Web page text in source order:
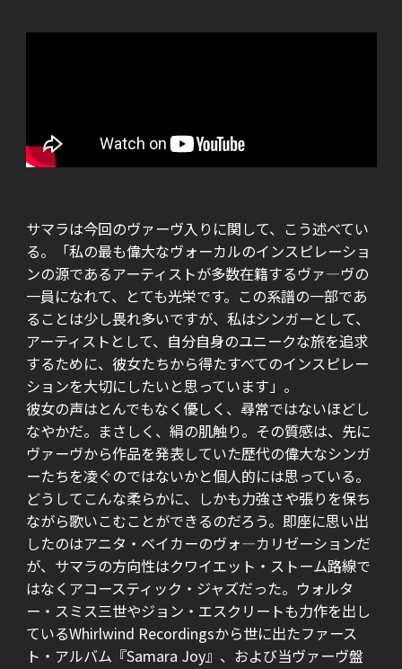
サマラは今回のヴァーヴ入りに関して、こう述べてい
る。「私の最も偉大なヴォーカルのインスピレーショ
ンの源であるアーティストが多数在籍するヴァ―ヴの
一員になれて、とても光栄です。この系譜の一部であ
ることは少し畏れ多いですが、私はシンガーとして、
アーティストとして、自分自身のユニークな旅を追求
するために、彼女たちから得たすべてのインスピレー
ションを大切にしたいと思っています」。
彼女の声はとんでもなく優しく、尋常ではないほどし
なやかだ。まさしく、絹の肌触り。その質感は、先に
ヴァーヴから作品を発表していた歴代の偉大なシンガ
ーたちを凌ぐのではないかと個人的には思っている。
どうしてこんな柔らかに、しかも力強さや張りを保ち
ながら歌いこむことができるのだろう。即座に思い出
したのはアニタ・ベイカーのヴォ―カリゼーションだ
が、サマラの方向性はクワイエット・ストーム路線で
はなくアコースティック・ジャズだった。ウォルタ
ー・スミス三世やジョン・エスクリートも力作を出し
ているWhirlwind Recordingsから世に出たファース
ト・アルバム『Samara Joy』、および当ヴァーヴ盤